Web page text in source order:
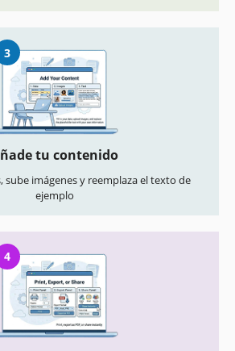
3
tu contenido
sube imágenes y reemplaza el texto de
ejemplo
4